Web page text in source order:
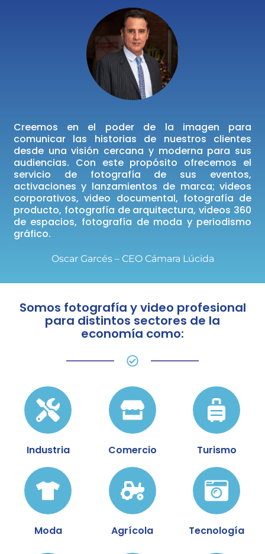
Creemos en el poder de la imagen para
comunicar las historias de nuestros clientes
desde una visión cercana y moderna para sus
audiencias. Con este propósito ofrecemos el
servicio de fotografía de sus eventos,
activaciones y lanzamientos de marca; videos
corporativos, video documental, fotografía de
producto, fotografía de arquitectura, videos 360
de espacios, fotografía de moda y periodismo
gráfico.
Oscar Garcés – CEO Cámara Lúcida
Somos fotografía y video profesional
para distintos sectores de la
economía como:
Industria Comercio Turismo
Moda Agrícola Tecnología